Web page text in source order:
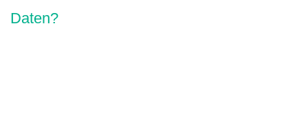
Daten?